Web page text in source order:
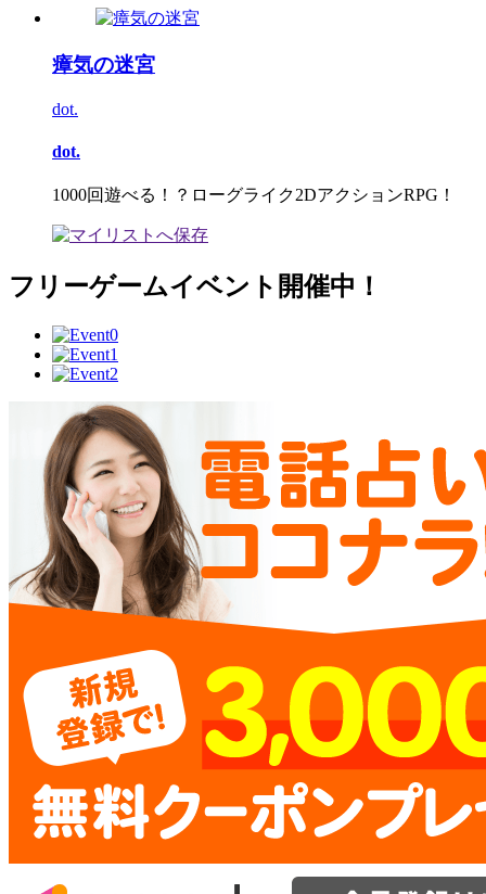
瘴気の迷宮
dot.
dot.
1000回遊べる！？ローグライク2DアクションRPG！
フリーゲームイベント開催中！